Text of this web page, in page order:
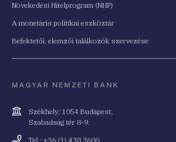
Növekedési Hitelprogram (NHP)
A monetáris politikai eszköztár
Befektetői, elemzői találkozók szervezése
MAGYAR NEMZETI BANK
Cím
Székhely: 1054 Budapest,
Szabadság tér 8-9.
Telefonszám
Tel.: +36 (1) 428 2600